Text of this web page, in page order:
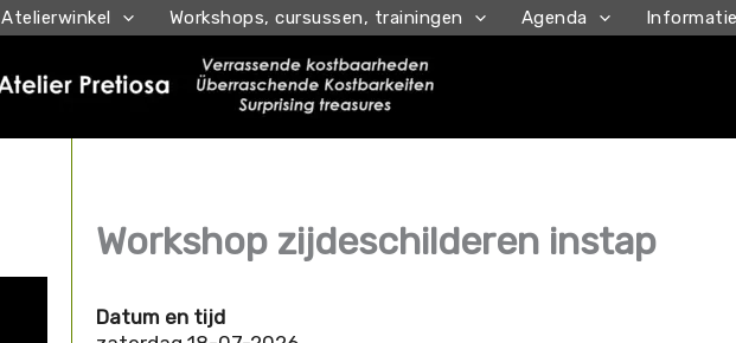
Atelierwinkel Workshops, cursussen, trainingen Agenda
Workshop zijdeschilderen instap
Datum en tijd